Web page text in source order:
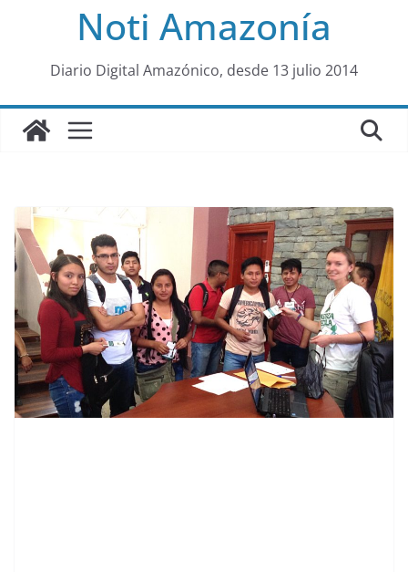
al
Noti Amazonía
Diario Digital Amazónico, desde 13 julio 2014